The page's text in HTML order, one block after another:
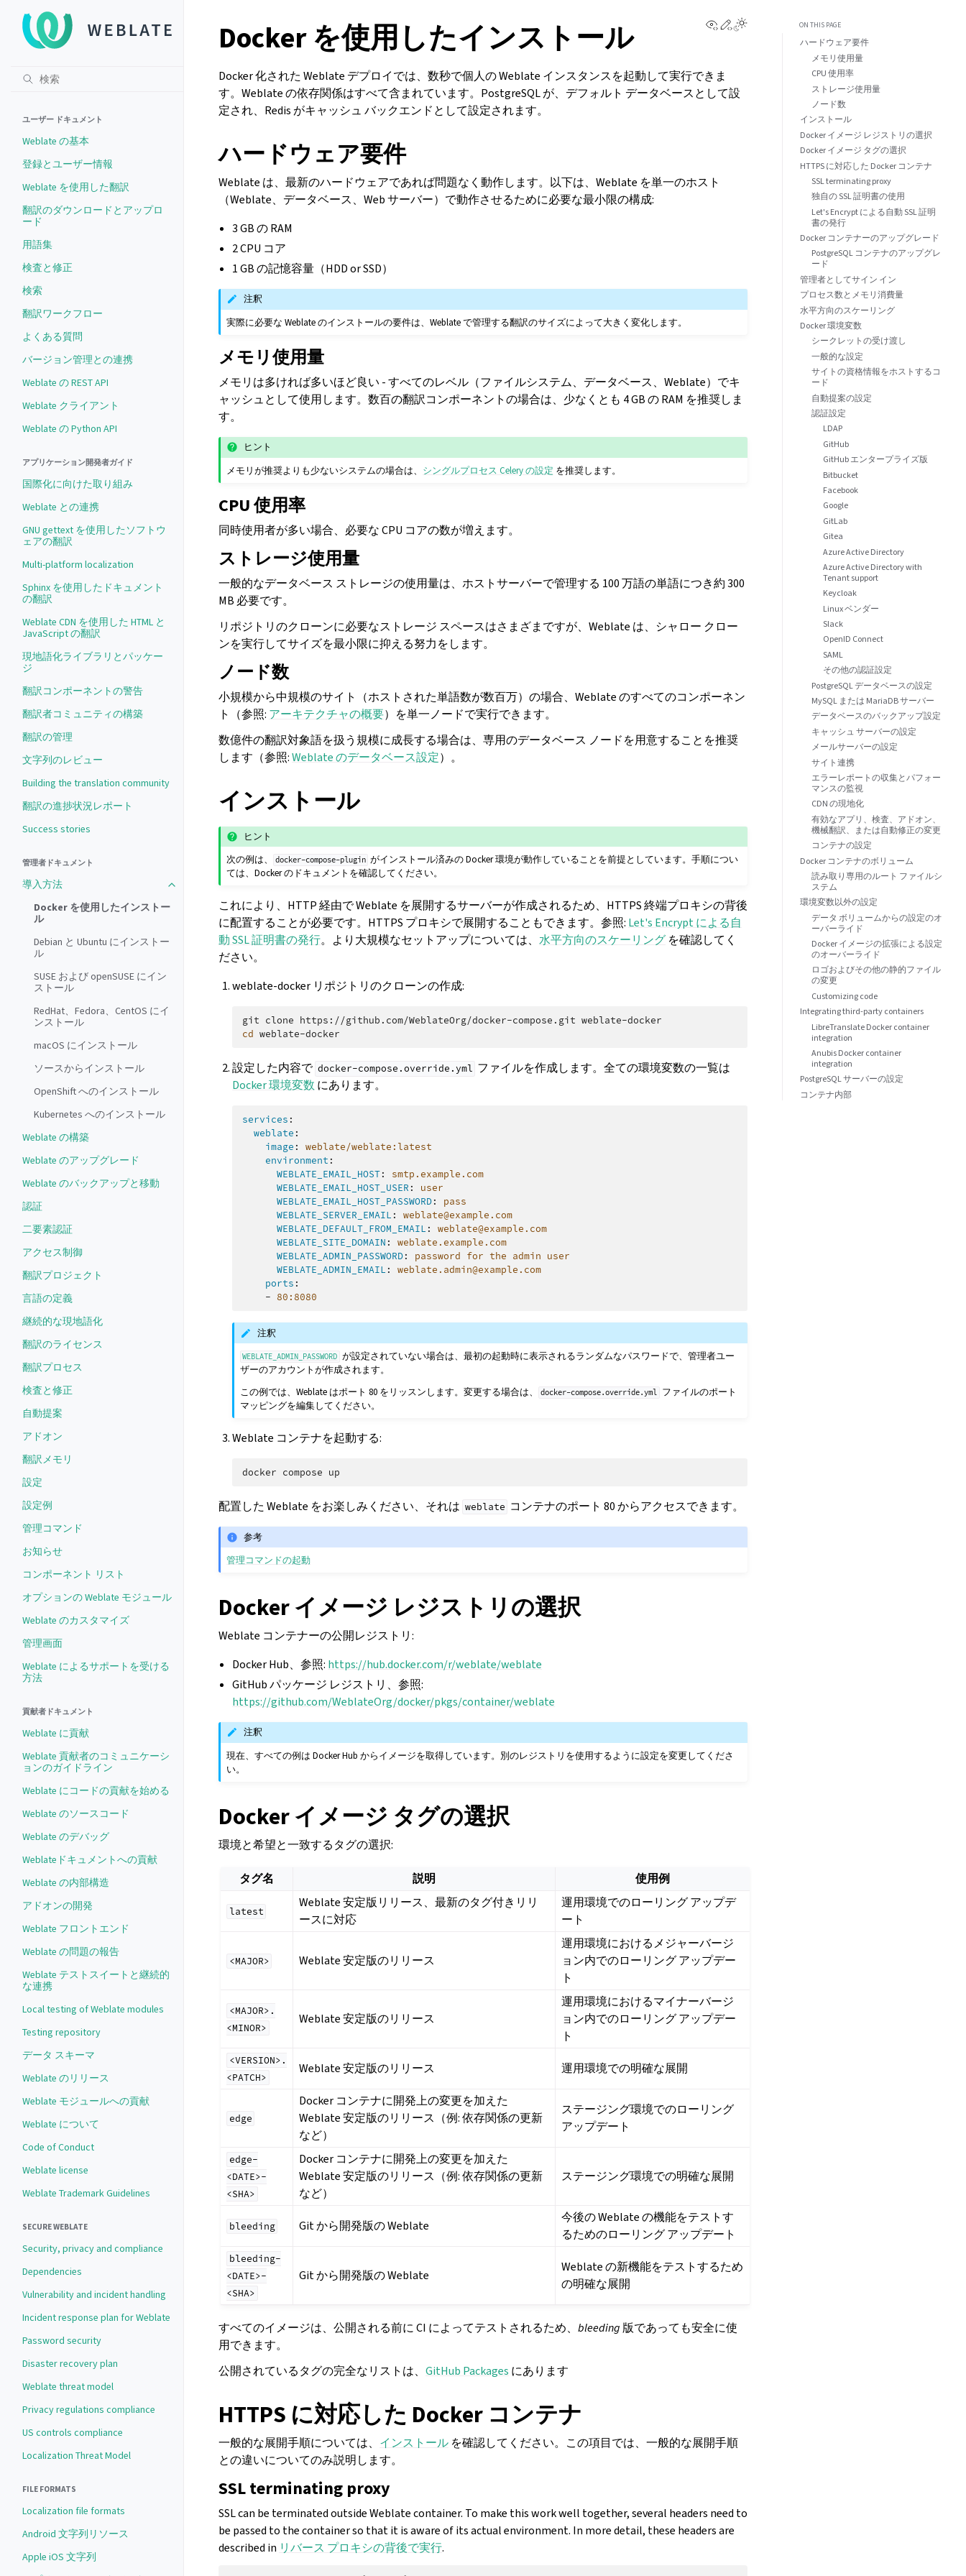
ユーザー ドキュメント
Weblate の基本
登録とユーザー情報
Weblate を使用した翻訳
翻訳のダウンロードとアップロ
ード
用語集
検査と修正
検索
翻訳ワークフロー
よくある質問
バージョン管理との連携
Weblate の REST API
Weblate クライアント
Weblate の Python API
アプリケーション開発者ガイド
国際化に向けた取り組み
Weblate との連携
GNU gettext を使用したソフトウ
ェアの翻訳
Multi-platform localization
Sphinx を使用したドキュメント
の翻訳
Weblate CDN を使用した HTML と
JavaScript の翻訳
現地語化ライブラリとパッケー
ジ
翻訳コンポーネントの警告
翻訳者コミュニティの構築
翻訳の管理
文字列のレビュー
Building the translation community
翻訳の進捗状況レポート
Success stories
管理者ドキュメント
導入方法
Docker を使用したインストー
ル
Debian と Ubuntu にインストー
ル
SUSE および openSUSE にイン
ストール
RedHat、Fedora、CentOS にイ
ンストール
macOS にインストール
ソースからインストール
OpenShift へのインストール
Kubernetes へのインストール
Weblate の構築
Weblate のアップグレード
Weblate のバックアップと移動
認証
二要素認証
アクセス制御
翻訳プロジェクト
言語の定義
継続的な現地語化
翻訳のライセンス
翻訳プロセス
検査と修正
自動提案
アドオン
翻訳メモリ
設定
設定例
管理コマンド
お知らせ
コンポーネント リスト
オプションの Weblate モジュール
Weblate のカスタマイズ
管理画面
Weblate によるサポートを受ける
方法
貢献者ドキュメント
Weblate に貢献
Weblate 貢献者のコミュニケーシ
ョンのガイドライン
Weblate にコードの貢献を始める
Weblate のソースコード
Weblate のデバッグ
Weblateドキュメントへの貢献
Weblate の内部構造
アドオンの開発
Weblate フロントエンド
Weblate の問題の報告
Weblate テストスイートと継続的
な連携
Local testing of Weblate modules
Testing repository
データ スキーマ
Weblate のリリース
Weblate モジュールへの貢献
Weblate について
Code of Conduct
Weblate license
Weblate Trademark Guidelines
SECURE WEBLATE
Security, privacy and compliance
Dependencies
Vulnerability and incident handling
Incident response plan for Weblate
Password security
Disaster recovery plan
Weblate threat model
Privacy regulations compliance
US controls compliance
Localization Threat Model
FILE FORMATS
Localization file formats
Android 文字列リソース
Apple iOS 文字列
View this page
Edit this page
Docker を使用したインストール
Docker 化された Weblate デプロイでは、数秒で個人の Weblate インスタンスを起動して実行できま
す。Weblate の依存関係はすべて含まれています。PostgreSQL が、デフォルト データベースとして設
定され、Redis がキャッシュ バックエンドとして設定されます。
ハードウェア要件
Weblate は、最新のハードウェアであれば問題なく動作します。以下は、Weblate を単一のホスト
（Weblate、データベース、Web サーバー）で動作させるために必要な最小限の構成:
3 GB の RAM
2 CPU コア
1 GB の記憶容量（HDD or SSD）
注釈
実際に必要な Weblate のインストールの要件は、Weblate で管理する翻訳のサイズによって大きく変化します。
メモリ使用量
メモリは多ければ多いほど良い - すべてのレベル（ファイルシステム、データベース、Weblate）でキ
ャッシュとして使用します。数百の翻訳コンポーネントの場合は、少なくとも 4 GB の RAM を推奨しま
す。
ヒント
メモリが推奨よりも少ないシステムの場合は、 シングルプロセス Celery の設定 を推奨します。
CPU 使用率
同時使用者が多い場合、必要な CPU コアの数が増えます。
ストレージ使用量
一般的なデータベース ストレージの使用量は、ホストサーバーで管理する 100 万語の単語につき約 300
MB 必要です。
リポジトリのクローンに必要なストレージ スペースはさまざまですが、Weblate は、シャロー クロー
ンを実行してサイズを最小限に抑える努力をします。
ノード数
小規模から中規模のサイト（ホストされた単語数が数百万）の場合、Weblate のすべてのコンポーネン
ト（参照: アーキテクチャの概要）を単一ノードで実行できます。
数億件の翻訳対象語を扱う規模に成長する場合は、専用のデータベース ノードを用意することを推奨
します（参照:Weblate のデータベース設定）。
インストール
ヒント
次の例は、
docker-compose-plugin がインストール済みの Docker 環境が動作していることを前提としています。手順につい
ては、Docker のドキュメントを確認してください。
これにより、HTTP 経由で Weblate を展開するサーバーが作成されるため、HTTPS 終端プロキシの背後
に配置することが必要です。HTTPS プロキシで展開することもできます。参照: Let's Encrypt による自
動 SSL 証明書の発行。より大規模なセットアップについては、 水平方向のスケーリング を確認してく
ださい。
weblate-docker リポジトリのクローンの作成:
git clone https://github.com/WeblateOrg/docker-compose.git
cd
設定した内容で docker-compose.override.yml ファイルを作成します。全ての環境変数の一覧は
Docker 環境変数にあります。
services :
weblate :
image :
weblate/weblate:latest
environment :
WEBLATE_EMAIL_HOST:
smtp.example.com
WEBLATE_EMAIL_HOST_USER :
user
WEBLATE_EMAIL_HOST_PASSWORD:
pass
WEBLATE_SERVER_EMAIL :
weblate@example.com
WEBLATE_DEFAULT_FROM_EMAIL :
weblate@example.com
WEBLATE_SITE_DOMAIN :
weblate.example.com
WEBLATE_ADMIN_PASSWORD:
password for the admin user
WEBLATE_ADMIN_EMAIL :
weblate.admin@example.com
ports :
- 80:8080
注釈
WEBLATE_ADMIN_PASSWORD が設定されていない場合は、最初の起動時に表示されるランダムなパスワードで、管理者ユー
ザーのアカウントが作成されます。
この例では、Weblate はポート 80 をリッスンします。変更する場合は、
docker-compose.override.yml
ファイルのポート
マッピングを編集してください。
Weblate コンテナを起動する:
docker compose
配置した Weblate をお楽しみください、それは weblate コンテナのポート 80 からアクセスできます。
参考
管理コマンドの起動
Docker イメージ レジストリの選択
Weblate コンテナーの公開レジストリ:
Docker Hub、参照: https://hub.docker.com/r/weblate/weblate
GitHub パッケージ レジストリ、参照:
https://github.com/WeblateOrg/docker/pkgs/container/weblate
注釈
現在、すべての例は Docker Hub からイメージを取得しています。別のレジストリを使用するように設定を変更してくださ
い。
Docker イメージ タグの選択
環境と希望と一致するタグの選択:
タグ名 説明 使用例
latest
Weblate 安定版リリース、最新のタグ付きリリ
ースに対応
運用環境でのローリング アップデ
ート
<MAJOR> Weblate 安定版のリリース
運用環境におけるメジャーバージ
ョン内でのローリング アップデー
ト
<MAJOR>.
<MINOR>
Weblate 安定版のリリース
運用環境におけるマイナーバージ
ョン内でのローリング アップデー
ト
<VERSION>.
<PATCH>
Weblate 安定版のリリース 運用環境での明確な展開
edge
Docker コンテナに開発上の変更を加えた
Weblate 安定版のリリース（例: 依存関係の更新
など）
ステージング環境でのローリング
アップデート
edge-
<DATE>-
<SHA>
Docker コンテナに開発上の変更を加えた
Weblate 安定版のリリース（例: 依存関係の更新
など）
ステージング環境での明確な展開
bleeding Git から開発版の Weblate
今後の Weblate の機能をテストす
るためのローリング アップデート
bleeding-
<DATE>-
<SHA>
Git から開発版の Weblate
Weblate の新機能をテストするため
の明確な展開
すべてのイメージは、公開される前に CI によってテストされるため、 bleeding 版であっても安全に使
用できます。
公開されているタグの完全なリストは、 GitHub Packages にあります
HTTPS に対応した Docker コンテナ
一般的な展開手順については、 インストール を確認してください。この項目では、一般的な展開手順
との違いについてのみ説明します。
SSL terminating proxy
SSL can be terminated outside Weblate container. To make this work well together, several headers need to
be passed to the container so that it is aware of its actual environment. In more detail, these headers are
described in リバース プロキシの背後で実行.
ON THIS PAGE
ハードウェア要件
メモリ使用量
CPU 使用率
ストレージ使用量
ノード数
インストール
Docker イメージ レジストリの選択
Docker イメージ タグの選択
HTTPS に対応した Docker コンテナ
SSL terminating proxy
独自の SSL 証明書の使用
Let's Encrypt による自動 SSL 証明
書の発行
Docker コンテナーのアップグレード
PostgreSQL コンテナのアップグレ
ード
管理者としてサイン イン
プロセス数とメモリ消費量
水平方向のスケーリング
Docker 環境変数
シークレットの受け渡し
一般的な設定
サイトの資格情報をホストするコ
ード
自動提案の設定
認証設定
LDAP
GitHub
GitHub エンタープライズ版
Bitbucket
Facebook
Google
GitLab
Gitea
Azure Active Directory
Azure Active Directory with
Tenant support
Keycloak
Linux ベンダー
Slack
OpenID Connect
SAML
その他の認証設定
PostgreSQL データベースの設定
MySQL または MariaDB サーバー
データベースのバックアップ設定
キャッシュ サーバーの設定
メールサーバーの設定
サイト連携
エラーレポートの収集とパフォー
マンスの監視
CDN の現地化
有効なアプリ、検査、アドオン、
機械翻訳、または自動修正の変更
コンテナの設定
Docker コンテナのボリューム
読み取り専用のルート ファイルシ
ステム
環境変数以外の設定
データ ボリュームからの設定のオ
ーバーライド
Docker イメージの拡張による設定
のオーバーライド
ロゴおよびその他の静的ファイル
の変更
Customizing code
Integrating third-party containers
LibreTranslate Docker container
integration
Anubis Docker container
integration
PostgreSQL サーバーの設定
コンテナ内部